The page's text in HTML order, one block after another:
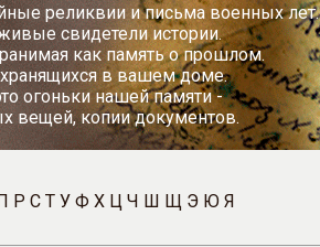
реликвии и письма военных лет.
свидетели истории.
как память о прошлом.
в вашем доме.
огоньки нашей памяти -
вещей, копии документов.
Р С Т У Ф Х Ц Ч Ш Щ Э Ю Я